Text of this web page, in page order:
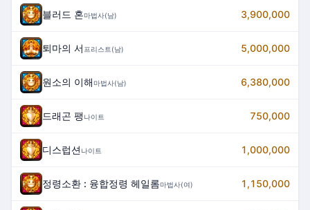
블러드 혼마법사(남) 3,900,000
퇴마의 서 프리스트(남) 5,000,000
원소의 이해 마법사(남) 6,380,000
드래곤 팽 나이트 750,000
디스럽션 나이트 1,000,000
정령소환 : 융합정령 헤일롬마법사(여) 1,150,000